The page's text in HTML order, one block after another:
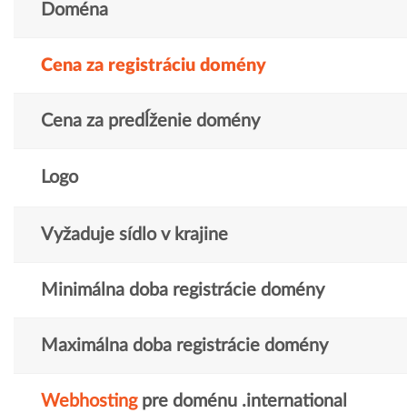
Doména
Cena za registráciu domény
Cena za predĺženie domény
Logo
Vyžaduje sídlo v krajine
Minimálna doba registrácie domény
Maximálna doba registrácie domény
Webhostingpre doménu .international